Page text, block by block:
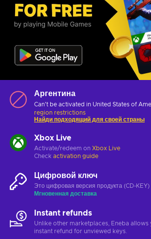
Аргентина
Can't be activated in United States of
region restrictions
Найди подходящий для своей страны
Xbox Live
Activate/redeem on Xbox Live
Check activation guide
Цифровой ключ
Это цифровая версия продукта (CD-KEY)
Мгновенная доставка
Instant refunds
Unlike other marketplaces, Eneba allows
instant refund for unviewed keys.